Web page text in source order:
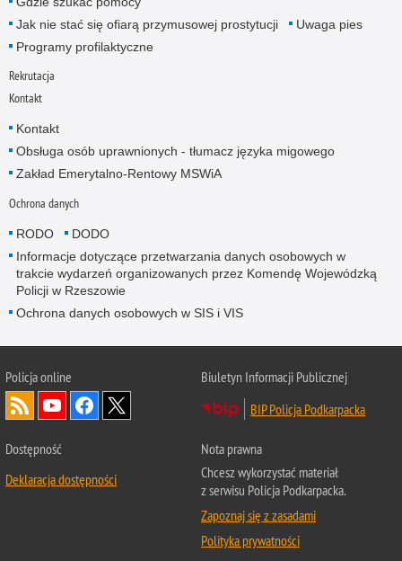
Jak nie stać się ofiarą przymusowej prostytucji
Uwaga pies
Programy profilaktyczne
Rekrutacja
Kontakt
Kontakt
Obsługa osób uprawnionych - tłumacz języka migowego
Zakład Emerytalno-Rentowy MSWiA
Ochrona danych
RODO
DODO
Informacje dotyczące przetwarzania danych osobowych w
trakcie wydarzeń organizowanych przez Komendę Wojewódzką
Policji w Rzeszowie
Ochrona danych osobowych w SIS i VIS
Policja online
Biuletyn Informacji Publicznej
BIP Policja Podkarpacka
Dostępność
Deklaracja dostępności
Nota prawna
Chcesz wykorzystać materiał
z serwisu Policja Podkarpacka.
Zapoznaj się z zasadami
Polityka prywatności